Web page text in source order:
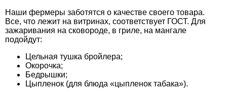
Наши фермеры заботятся о качестве своего товара.
Все, что лежит на витринах, соответствует ГОСТ. Для
зажаривания на сковороде, в гриле, на мангале
подойдут:
Цельная тушка бройлера;
Окорочка;
Бедрышки;
Цыпленок (для блюда «цыпленок табака»).